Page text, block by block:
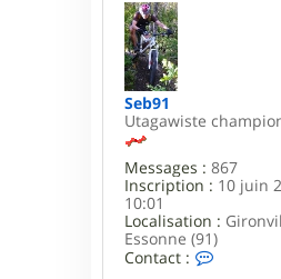
Seb91
Utagawiste
Messages : 867
Inscription : 10 juin
10:01
Localisation :
Essonne (91)
Contact :